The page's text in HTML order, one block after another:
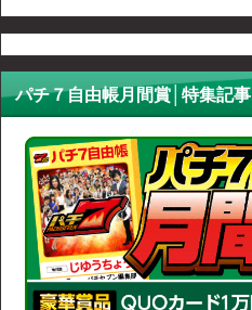
パチ７自由帳月間賞│特集記事